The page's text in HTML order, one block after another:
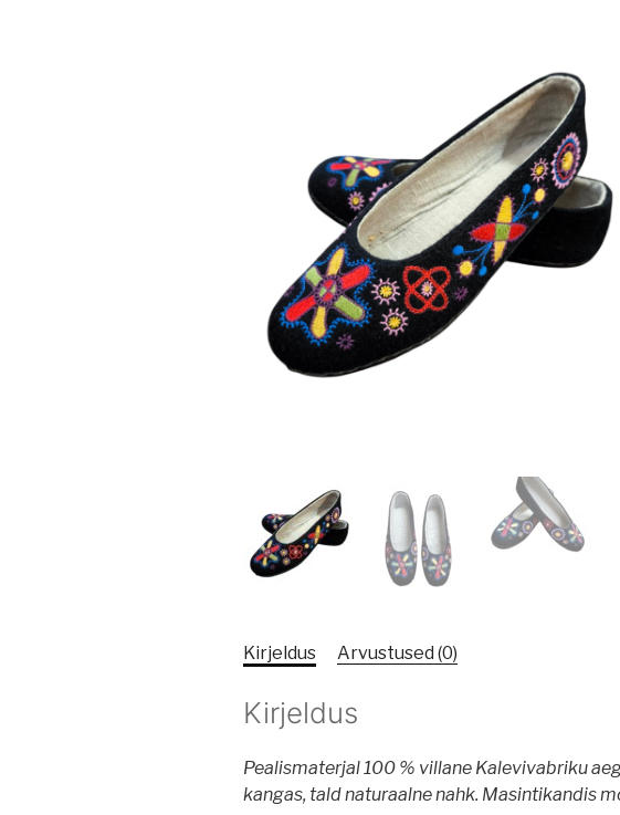
Kirjeldus Arvustused (0)
Kirjeldus
Pealismaterjal 100 % villane Kalevivabriku
kangas, tald naturaalne nahk. Masintikandis